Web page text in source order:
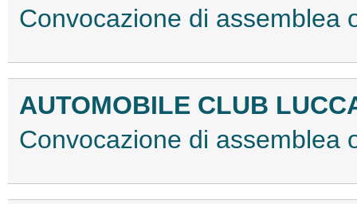
Convocazione di assemblea
AUTOMOBILE CLUB
Convocazione di assemblea